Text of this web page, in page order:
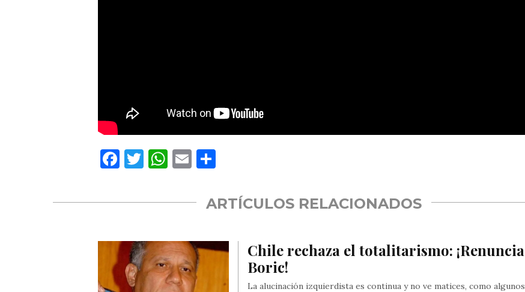
Facebook
Twitter
WhatsApp
EmailCompartir
ARTÍCULOS RELACIONADOS
Chile rechaza el totalitarismo: ¡Renuncia
Boric!
La alucinación izquierdista es continua y no ve matices, como algunos